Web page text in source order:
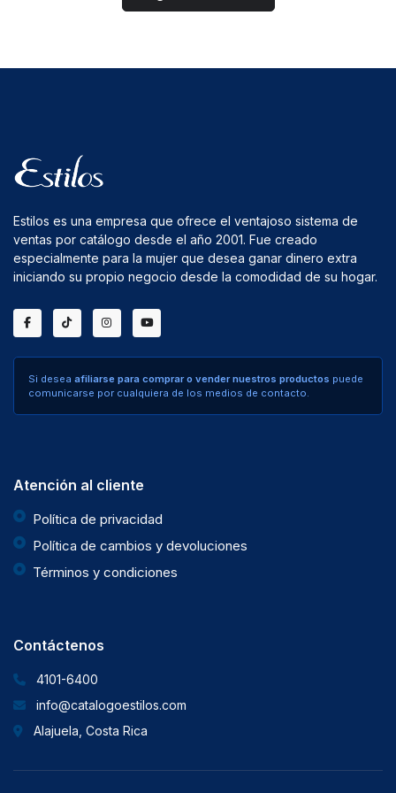
Estilos es una empresa que ofrece el ventajoso sistema de
ventas por catálogo desde el año 2001. Fue creado
especialmente para la mujer que desea ganar dinero extra
iniciando su propio negocio desde la comodidad de su hogar.
Si desea afiliarse para comprar o vender nuestros productos puede
comunicarse por cualquiera de los medios de contacto.
Atención al cliente
Política de privacidad
Política de cambios y devoluciones
Términos y condiciones
Contáctenos
4101-6400
info@catalogoestilos.com
Alajuela, Costa Rica